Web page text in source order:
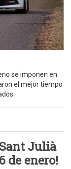
se imponen en
el mejor tiempo
Julià
de enero!